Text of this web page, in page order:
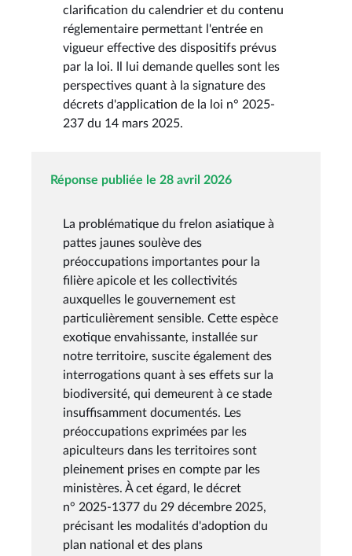
clarification du calendrier et du contenu
réglementaire permettant l'entrée en
vigueur effective des dispositifs prévus
par la loi. Il lui demande quelles sont les
perspectives quant à la signature des
décrets d'application de la loi n° 2025-
237 du 14 mars 2025.
Réponse publiée le 28 avril 2026
La problématique du frelon asiatique à
pattes jaunes soulève des
préoccupations importantes pour la
filière apicole et les collectivités
auxquelles le gouvernement est
particulièrement sensible. Cette espèce
exotique envahissante, installée sur
notre territoire, suscite également des
interrogations quant à ses effets sur la
biodiversité, qui demeurent à ce stade
insuffisamment documentés. Les
préoccupations exprimées par les
apiculteurs dans les territoires sont
pleinement prises en compte par les
ministères. À cet égard, le décret
n° 2025-1377 du 29 décembre 2025,
précisant les modalités d'adoption du
plan national et des plans